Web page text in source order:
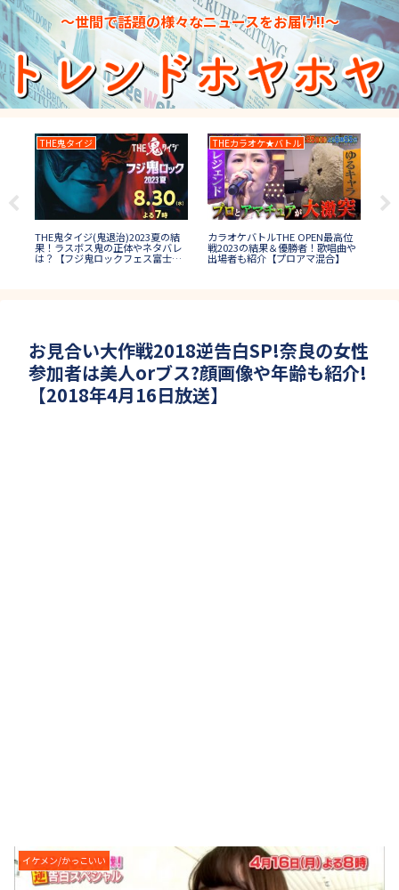
～世間で話題の様々なニュースをお届け!!～
THE鬼タイジ
THE鬼タイジ(鬼退治)2023夏の結
果！ラスボス鬼の正体やネタバレ
は？【フジ鬼ロックフェス富士
THEカラオケ★バトル
カラオケバトルTHE OPEN最高位
戦2023の結果＆優勝者！歌唱曲や
出場者も紹介【プロアマ混合】
お見合い大作戦2018逆告白SP!奈良の女性
参加者は美人orブス?顔画像や年齢も紹介!
【2018年4月16日放送】
イケメン/かっこいい